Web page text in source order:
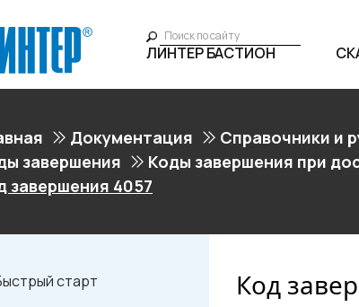
ЛИНТЕР БАСТИОН
Документация Справочники и
завершения
Коды завершения при
завершения 4057
старт
Код